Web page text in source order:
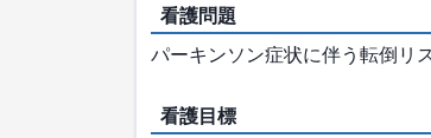
看護問題
パーキンソン症状に伴う転倒リ
看護目標